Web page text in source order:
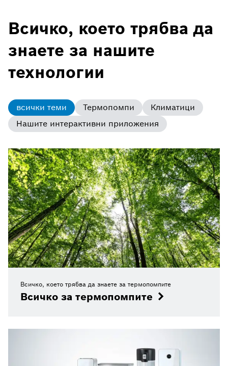
Всичко, което трябва да
знаете за нашите
технологии
всички теми Термопомпи
Климатици
Нашите интерактивни приложения
Всичко, което трябва да знаете за термопомпите
Всичко за термопомпите